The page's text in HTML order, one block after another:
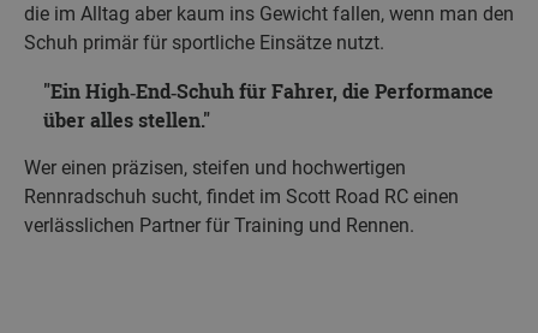
die im Alltag aber kaum ins Gewicht fallen, wenn man den
Schuh primär für sportliche Einsätze nutzt.
Ein High‑End‑Schuh für Fahrer, die Performance
über alles stellen.
Wer einen präzisen, steifen und hochwertigen
Rennradschuh sucht, findet im Scott Road RC einen
verlässlichen Partner für Training und Rennen.